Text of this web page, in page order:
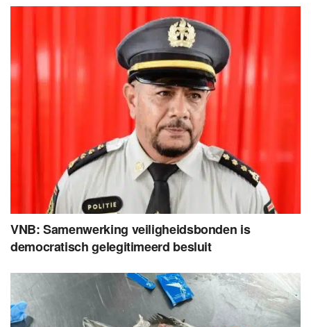
VNB: Samenwerking veiligheidsbonden is
democratisch gelegitimeerd besluit